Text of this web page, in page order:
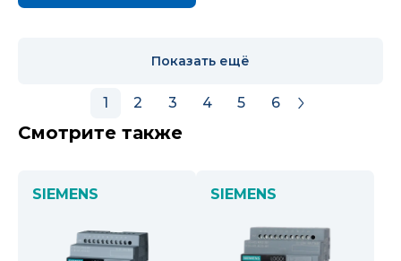
Показать ещё
1 2 3 4 5 6
Смотрите также
SIEMENS SIEMENS